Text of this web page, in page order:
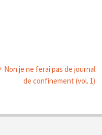
Non je ne ferai pas de journal
de confinement (vol. 1)